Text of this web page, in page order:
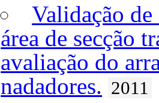
Validação
área de secção
avaliação do
nadadores. 2011